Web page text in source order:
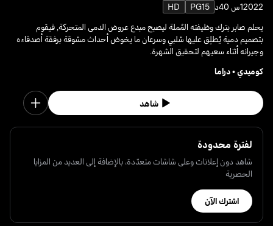
20221س 40د PG15
HD
يحلم صابر بترك وظيفته المُملة ليصبح مبدع عروض الدمى المتحركة, فيقوم
بتصميم دمية يُطلِق عليها شلبي وسرعان ما يخوض أحداث مشوقة برفقة أصدقاءه
وجيرانه أثناء سعيهم لتحقيق الشهرة.
كوميدي•دراما
شاهد
لفترة محدودة
شاهد دون إعلانات وعلى شاشات متعدّدة، بالإضافة إلى العديد من المزايا
الحصرية
اشترك الآن